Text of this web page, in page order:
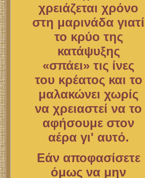
χρειάζεται χρόνο
στη μαρινάδα γιατί
το κρύο της
κατάψυξης
«σπάει» τις ίνες
του κρέατος και το
μαλακώνει χωρίς
να χρειαστεί να το
αφήσουμε στον
αέρα γι' αυτό.
Εάν αποφασίσετε
όμως να μην